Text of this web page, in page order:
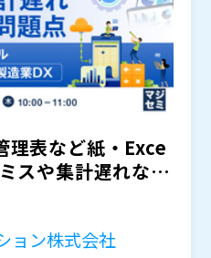
、お客様の個人情報を提供
録いただいた個人情報
であるSnowflake合同会社
、またはマーケティング関
して提供する可能性があり
の個人情報保護方針、各社
をご参照いただき、ご同
いたします。
おありの技術者。 ・新し
入することで自社のインフ
管理職や戦略担当者。 ・S
り、最新情報や新しいプロ
研究所（
業は将来的に追加、削除さ
理表など紙・Exce
スや集計遅れなど
ョン株式会社